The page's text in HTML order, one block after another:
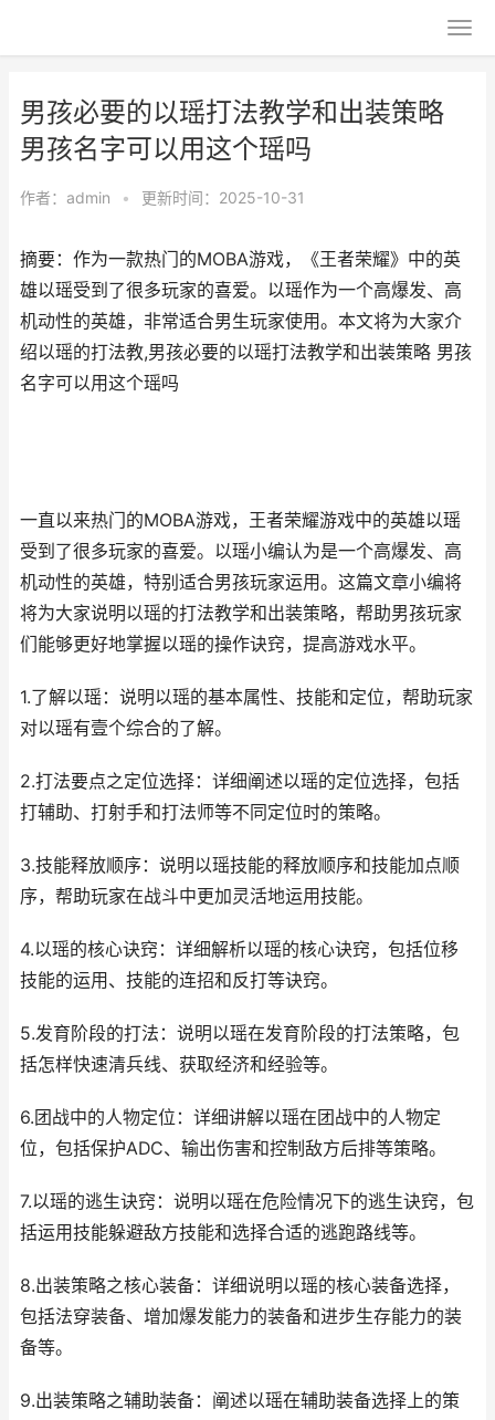
男孩必要的以瑶打法教学和出装策略
男孩名字可以用这个瑶吗
作者： admin • 更新时间：2025-10-31
摘要：作为一款热门的MOBA游戏，《王者荣耀》中的英
雄以瑶受到了很多玩家的喜爱。以瑶作为一个高爆发、高
机动性的英雄，非常适合男生玩家使用。本文将为大家介
绍以瑶的打法教,男孩必要的以瑶打法教学和出装策略 男孩
名字可以用这个瑶吗
一直以来热门的MOBA游戏，王者荣耀游戏中的英雄以瑶
受到了很多玩家的喜爱。以瑶小编认为是一个高爆发、高
机动性的英雄，特别适合男孩玩家运用。这篇文章小编将
将为大家说明以瑶的打法教学和出装策略，帮助男孩玩家
们能够更好地掌握以瑶的操作诀窍，提高游戏水平。
1.了解以瑶：说明以瑶的基本属性、技能和定位，帮助玩家
对以瑶有壹个综合的了解。
2.打法要点之定位选择：详细阐述以瑶的定位选择，包括
打辅助、打射手和打法师等不同定位时的策略。
3.技能释放顺序：说明以瑶技能的释放顺序和技能加点顺
序，帮助玩家在战斗中更加灵活地运用技能。
4.以瑶的核心诀窍：详细解析以瑶的核心诀窍，包括位移
技能的运用、技能的连招和反打等诀窍。
5.发育阶段的打法：说明以瑶在发育阶段的打法策略，包
括怎样快速清兵线、获取经济和经验等。
6.团战中的人物定位：详细讲解以瑶在团战中的人物定
位，包括保护ADC、输出伤害和控制敌方后排等策略。
7.以瑶的逃生诀窍：说明以瑶在危险情况下的逃生诀窍，包
括运用技能躲避敌方技能和选择合适的逃跑路线等。
8.出装策略之核心装备：详细说明以瑶的核心装备选择，
包括法穿装备、增加爆发能力的装备和进步生存能力的装
备等。
9.出装策略之辅助装备：阐述以瑶在辅助装备选择上的策